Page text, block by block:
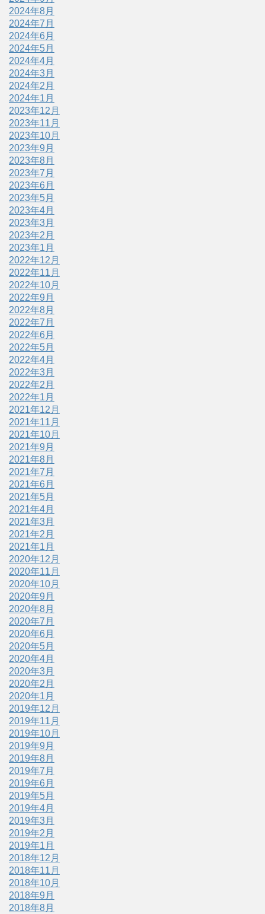
2024年8月
2024年7月
2024年6月
2024年5月
2024年4月
2024年3月
2024年2月
2024年1月
2023年12月
2023年11月
2023年10月
2023年9月
2023年8月
2023年7月
2023年6月
2023年5月
2023年4月
2023年3月
2023年2月
2023年1月
2022年12月
2022年11月
2022年10月
2022年9月
2022年8月
2022年7月
2022年6月
2022年5月
2022年4月
2022年3月
2022年2月
2022年1月
2021年12月
2021年11月
2021年10月
2021年9月
2021年8月
2021年7月
2021年6月
2021年5月
2021年4月
2021年3月
2021年2月
2021年1月
2020年12月
2020年11月
2020年10月
2020年9月
2020年8月
2020年7月
2020年6月
2020年5月
2020年4月
2020年3月
2020年2月
2020年1月
2019年12月
2019年11月
2019年10月
2019年9月
2019年8月
2019年7月
2019年6月
2019年5月
2019年4月
2019年3月
2019年2月
2019年1月
2018年12月
2018年11月
2018年10月
2018年9月
2018年8月